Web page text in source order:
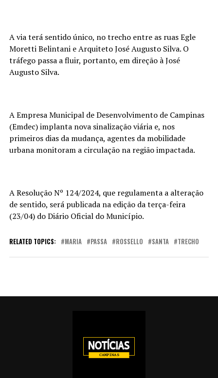
A via terá sentido único, no trecho entre as ruas Egle
Moretti Belintani e Arquiteto José Augusto Silva. O
tráfego passa a fluir, portanto, em direção à José
Augusto Silva.
A Empresa Municipal de Desenvolvimento de Campinas
(Emdec) implanta nova sinalização viária e, nos
primeiros dias da mudança, agentes da mobilidade
urbana monitoram a circulação na região impactada.
A Resolução Nº 124/2024, que regulamenta a alteração
de sentido, será publicada na edição da terça-feira
(23/04) do Diário Oficial do Município.
RELATED TOPICS: MARIA PASSA ROSSELLO SANTA TRECHO